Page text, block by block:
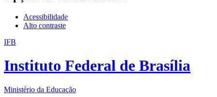
Acessibilidade
Alto contraste
IFB
Instituto Federal de Brasília
Ministério da Educação